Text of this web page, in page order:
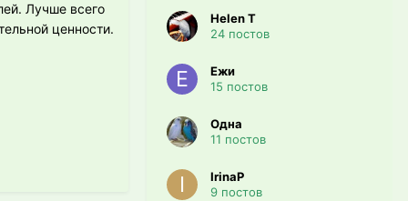
Лучше всего
ценности.
Helen T
24 постов
Ежи
15 постов
Одна
11 постов
IrinaP
9 постов